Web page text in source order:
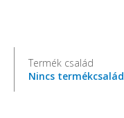
Termék család
Nincs termékcsalád